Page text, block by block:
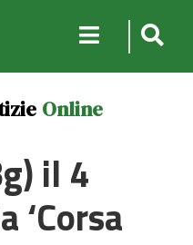
Online
il 4
‘Corsa